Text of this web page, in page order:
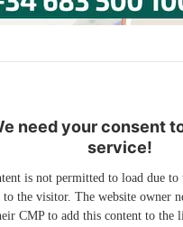
need your consent
service!
is not permitted to load due to
to the visitor. The website owner
CMP to add this content to the